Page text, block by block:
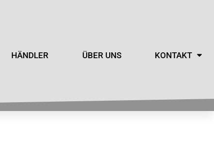
HÄNDLER ÜBER UNS KONTAKT